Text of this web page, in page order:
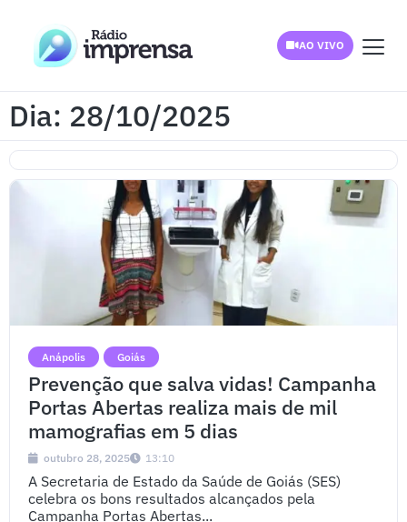
AO VIVO
Dia: 28/10/2025
Anápolis Goiás
Prevenção que salva vidas! Campanha
Portas Abertas realiza mais de mil
mamografias em 5 dias
outubro 28, 2025 13:10
A Secretaria de Estado da Saúde de Goiás (SES)
celebra os bons resultados alcançados pela
Campanha Portas Abertas...